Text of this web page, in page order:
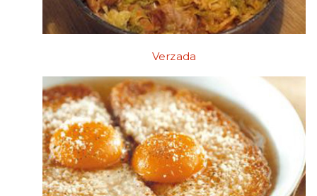
Verzada